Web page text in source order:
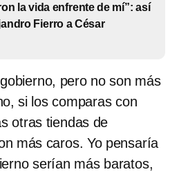
la vida enfrente de mí”: así
Fierro a César
pero no son más
si los comparas con
otras tiendas de
más caros. Yo pensaría
serían más baratos,